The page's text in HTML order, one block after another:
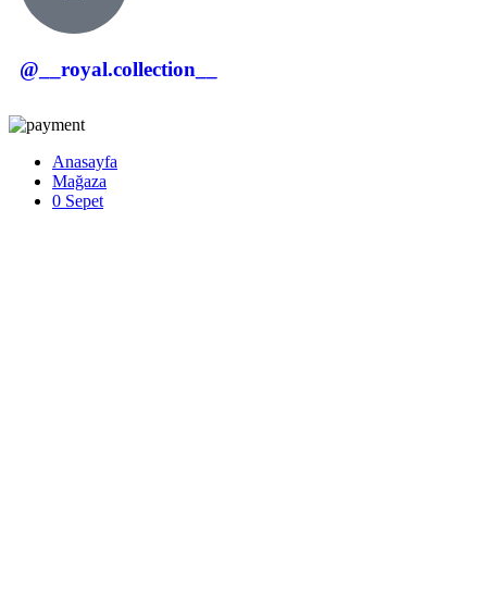
@__royal.collection__
Anasayfa
Mağaza
0 Sepet